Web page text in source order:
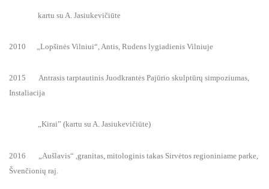
kartu su A. Jasiukevičiūte
2010 „Lopšinės Vilniui“, Antis, Rudens lygiadienis Vilniuje
2015 Antrasis tarptautinis Juodkrantės Pajūrio skulptūrų simpoziumas,
Instaliacija
„Kirai” (kartu su A. Jasiukevičiūte)
2016 „Aušlavis“ ,granitas, mitologinis takas Sirvėtos regioniniame parke,
Švenčionių raj.